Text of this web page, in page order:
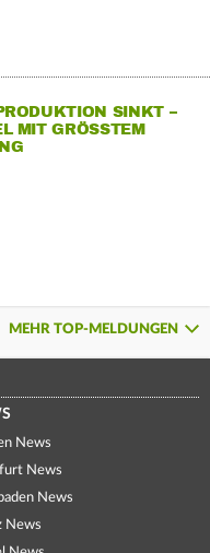
SINKT –
MIT GRÖSSTEM R
MEHR TOP-MELDUNGEN
News
News
News
News